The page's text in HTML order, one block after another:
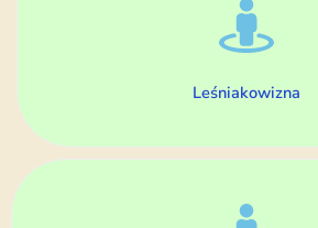
Leśniakowizna